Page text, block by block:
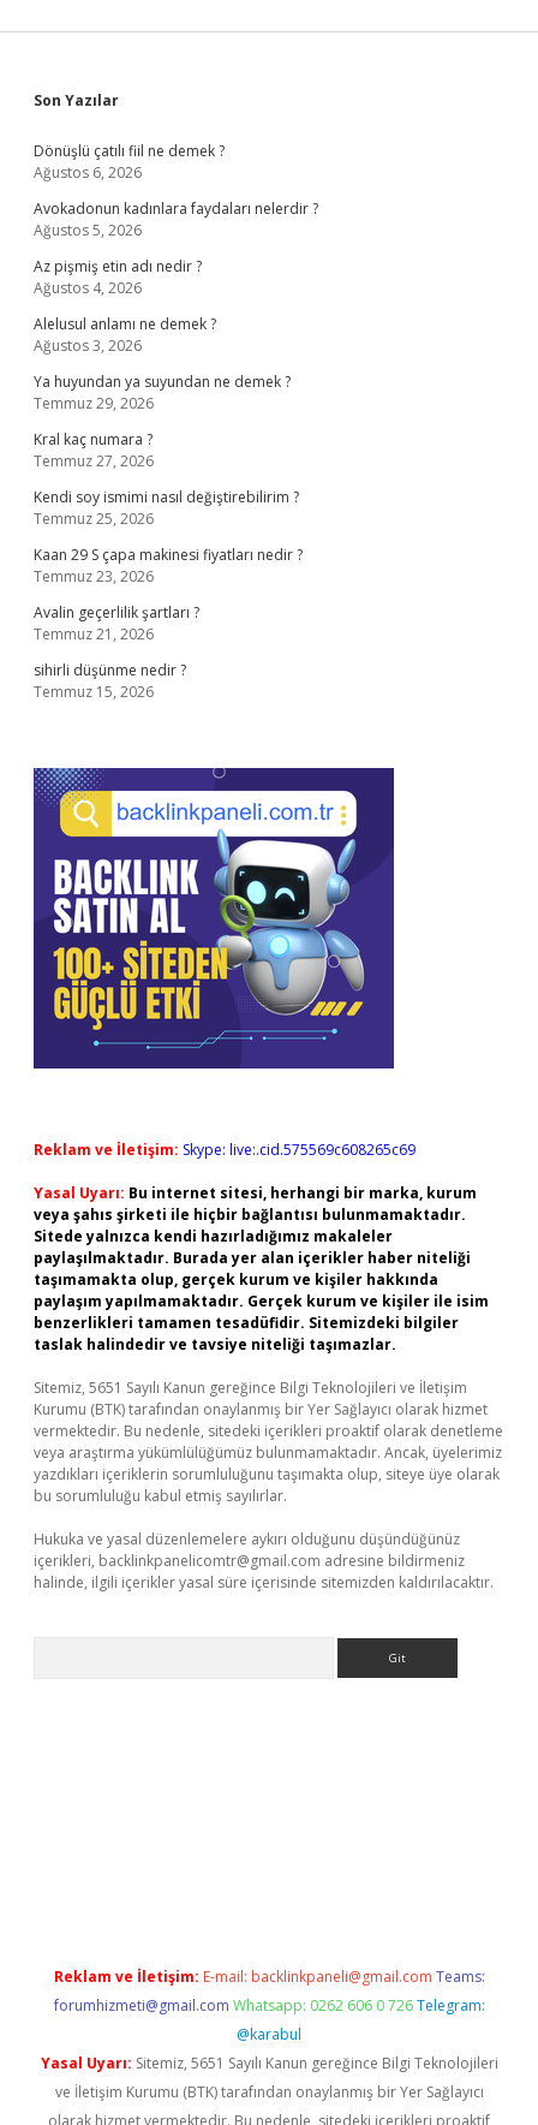
Sidebar
Son Yazılar
Dönüşlü çatılı fiil ne demek ?
Ağustos 6, 2026
Avokadonun kadınlara faydaları nelerdir ?
Ağustos 5, 2026
Az pişmiş etin adı nedir ?
Ağustos 4, 2026
Alelusul anlamı ne demek ?
Ağustos 3, 2026
Ya huyundan ya suyundan ne demek ?
Temmuz 29, 2026
Kral kaç numara ?
Temmuz 27, 2026
Kendi soy ismimi nasıl değiştirebilirim ?
Temmuz 25, 2026
Kaan 29 S çapa makinesi fiyatları nedir ?
Temmuz 23, 2026
Avalin geçerlilik şartları ?
Temmuz 21, 2026
sihirli düşünme nedir ?
Temmuz 15, 2026
Reklam ve İletişim: Skype: live:.cid.575569c608265c69
Yasal Uyarı: Bu internet sitesi, herhangi bir marka, kurum
veya şahıs şirketi ile hiçbir bağlantısı bulunmamaktadır.
Sitede yalnızca kendi hazırladığımız makaleler
paylaşılmaktadır. Burada yer alan içerikler haber niteliği
taşımamakta olup, gerçek kurum ve kişiler hakkında
paylaşım yapılmamaktadır. Gerçek kurum ve kişiler ile isim
benzerlikleri tamamen tesadüfidir. Sitemizdeki bilgiler
taslak halindedir ve tavsiye niteliği taşımazlar.
Sitemiz, 5651 Sayılı Kanun gereğince Bilgi Teknolojileri ve İletişim
Kurumu (BTK) tarafından onaylanmış bir Yer Sağlayıcı olarak hizmet
vermektedir. Bu nedenle, sitedeki içerikleri proaktif olarak denetleme
veya araştırma yükümlülüğümüz bulunmamaktadır. Ancak, üyelerimiz
yazdıkları içeriklerin sorumluluğunu taşımakta olup, siteye üye olarak
bu sorumluluğu kabul etmiş sayılırlar.
Hukuka ve yasal düzenlemelere aykırı olduğunu düşündüğünüz
içerikleri, backlinkpanelicomtr@gmail.com adresine bildirmeniz
halinde, ilgili içerikler yasal süre içerisinde sitemizden kaldırılacaktır.
Reklam ve İletişim: E-mail: backlinkpaneli@gmail.com Teams:
forumhizmeti@gmail.com Whatsapp: 0262 606 0 726 Telegram:
@karabul
Yasal Uyarı: Sitemiz, 5651 Sayılı Kanun gereğince Bilgi Teknolojileri
ve İletişim Kurumu (BTK) tarafından onaylanmış bir Yer Sağlayıcı
olarak hizmet vermektedir. Bu nedenle, sitedeki içerikleri proaktif